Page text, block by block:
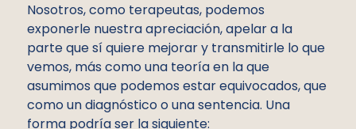
Nosotros, como terapeutas, podemos
exponerle nuestra apreciación, apelar a la
parte que sí quiere mejorar y transmitirle lo que
vemos, más como una teoría en la que
asumimos que podemos estar equivocados, que
como un diagnóstico o una sentencia. Una
forma podría ser la siguiente: